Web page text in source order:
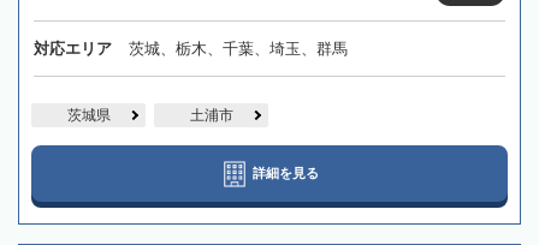
対応エリア 茨城、栃木、千葉、埼玉、群馬
茨城県 土浦市
詳細を見る